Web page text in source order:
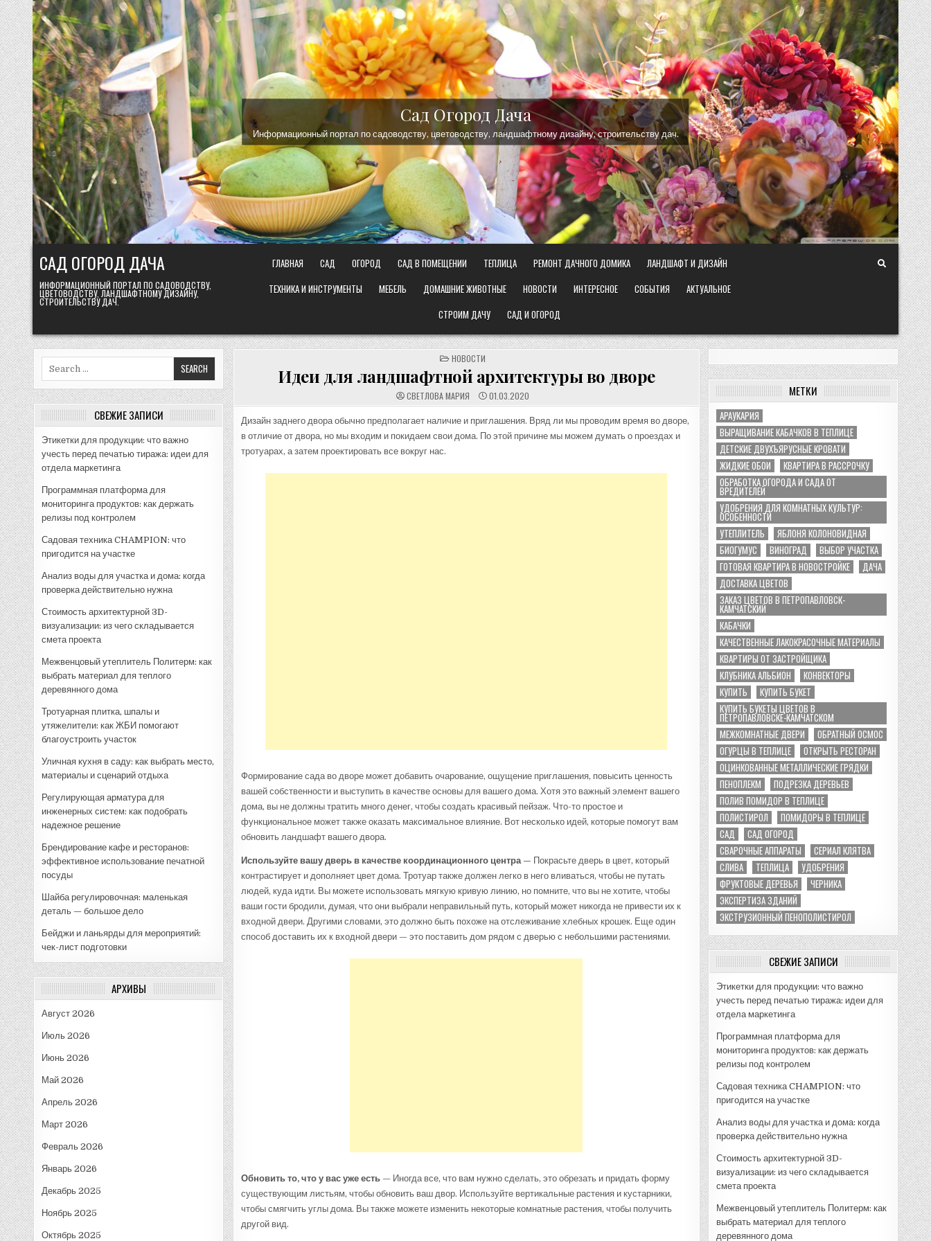
Skip
to
content
Сад Огород Дача
Информационный портал по садоводству, цветоводству, ландшафтному дизайну, строительству дач.
САД ОГОРОД ДАЧА
ИНФОРМАЦИОННЫЙ ПОРТАЛ ПО САДОВОДСТВУ,
ЦВЕТОВОДСТВУ, ЛАНДШАФТНОМУ ДИЗАЙНУ,
СТРОИТЕЛЬСТВУ ДАЧ.
ГЛАВНАЯ САД ОГОРОД САД В ПОМЕЩЕНИИ ТЕПЛИЦА РЕМОНТ ДАЧНОГО ДОМИКА
ЛАНДШАФТ И ДИЗАЙН
ТЕХНИКА И ИНСТРУМЕНТЫ
МЕБЕЛЬ ДОМАШНИЕ ЖИВОТНЫЕ НОВОСТИ ИНТЕРЕСНОЕ СОБЫТИЯ
АКТУАЛЬНОЕ
СТРОИМ ДАЧУ
САД И ОГОРОД
СВЕЖИЕ ЗАПИСИ
Этикетки для продукции: что важно
учесть перед печатью тиража: идеи для
отдела маркетинга
Программная платформа для
мониторинга продуктов: как держать
релизы под контролем
Садовая техника CHAMPION: что
пригодится на участке
Анализ воды для участка и дома: когда
проверка действительно нужна
Стоимость архитектурной 3D-
визуализации: из чего складывается
смета проекта
Межвенцовый утеплитель Политерм: как
выбрать материал для теплого
деревянного дома
Тротуарная плитка, шпалы и
утяжелители: как ЖБИ помогают
благоустроить участок
Уличная кухня в саду: как выбрать место,
материалы и сценарий отдыха
Регулирующая арматура для
инженерных систем: как подобрать
надежное решение
Брендирование кафе и ресторанов:
эффективное использование печатной
посуды
Шайба регулировочная: маленькая
деталь — большое дело
Бейджи и ланьярды для мероприятий:
чек-лист подготовки
АРХИВЫ
Август 2026
Июль 2026
Июнь 2026
Май 2026
Апрель 2026
Март 2026
Февраль 2026
Январь 2026
Декабрь 2025
Ноябрь 2025
Октябрь 2025
POSTED
IN
НОВОСТИ
Идеи для ландшафтной архитектуры во дворе
СВЕТЛОВА МАРИЯ 01.03.2020
Дизайн заднего двора обычно предполагает наличие и приглашения. Вряд ли мы проводим время во дворе,
в отличие от двора, но мы входим и покидаем свои дома. По этой причине мы можем думать о проездах и
тротуарах, а затем проектировать все вокруг нас.
Формирование сада во дворе может добавить очарование, ощущение приглашения, повысить ценность
вашей собственности и выступить в качестве основы для вашего дома. Хотя это важный элемент вашего
дома, вы не должны тратить много денег, чтобы создать красивый пейзаж. Что-то простое и
функциональное может также оказать максимальное влияние. Вот несколько идей, которые помогут вам
обновить ландшафт вашего двора.
Используйте вашу дверь в качестве координационного центра — Покрасьте дверь в цвет, который
контрастирует и дополняет цвет дома. Тротуар также должен легко в него вливаться, чтобы не путать
людей, куда идти. Вы можете использовать мягкую кривую линию, но помните, что вы не хотите, чтобы
ваши гости бродили, думая, что они выбрали неправильный путь, который может никогда не привести их к
входной двери. Другими словами, это должно быть похоже на отслеживание хлебных крошек. Еще один
способ доставить их к входной двери — это поставить дом рядом с дверью с небольшими растениями.
Обновить то, что у вас уже есть— Иногда все, что вам нужно сделать, это обрезать и придать форму
существующим листьям, чтобы обновить ваш двор. Используйте вертикальные растения и кустарники,
чтобы смягчить углы дома. Вы также можете изменить некоторые комнатные растения, чтобы получить
другой вид.
МЕТКИ
АРАУКАРИЯ
ВЫРАЩИВАНИЕ КАБАЧКОВ В ТЕПЛИЦЕ
ДЕТСКИЕ ДВУХЪЯРУСНЫЕ КРОВАТИ
ЖИДКИЕ ОБОИ
КВАРТИРА В РАССРОЧКУ
ОБРАБОТКА ОГОРОДА И САДА ОТ
ВРЕДИТЕЛЕЙ
УДОБРЕНИЯ ДЛЯ КОМНАТНЫХ КУЛЬТУР:
ОСОБЕННОСТИ
УТЕПЛИТЕЛЬ
ЯБЛОНЯ КОЛОНОВИДНАЯ
БИОГУМУС
ВИНОГРАД
ВЫБОР УЧАСТКА
ГОТОВАЯ КВАРТИРА В НОВОСТРОЙКЕ
ДАЧА
ДОСТАВКА ЦВЕТОВ
ЗАКАЗ ЦВЕТОВ В ПЕТРОПАВЛОВСК-
КАМЧАТСКИЙ
КАБАЧКИ
КАЧЕСТВЕННЫЕ ЛАКОКРАСОЧНЫЕ МАТЕРИАЛЫ
КВАРТИРЫ ОТ ЗАСТРОЙЩИКА
КЛУБНИКА АЛЬБИОН
КОНВЕКТОРЫ
КУПИТЬ
КУПИТЬ БУКЕТ
КУПИТЬ БУКЕТЫ ЦВЕТОВ В
ПЕТРОПАВЛОВСКЕ-КАМЧАТСКОМ
МЕЖКОМНАТНЫЕ ДВЕРИ
ОБРАТНЫЙ ОСМОС
ОГУРЦЫ В ТЕПЛИЦЕ
ОТКРЫТЬ РЕСТОРАН
ОЦИНКОВАННЫЕ МЕТАЛЛИЧЕСКИЕ ГРЯДКИ
ПЕНОПЛЕКМ
ПОДРЕЗКА ДЕРЕВЬЕВ
ПОЛИВ ПОМИДОР В ТЕПЛИЦЕ
ПОЛИСТИРОЛ
ПОМИДОРЫ В ТЕПЛИЦЕ
САД
САД ОГОРОД
СВАРОЧНЫЕ АППАРАТЫ
СЕРИАЛ КЛЯТВА
СЛИВА
ТЕПЛИЦА
УДОБРЕНИЯ
ФРУКТОВЫЕ ДЕРЕВЬЯ
ЧЕРНИКА
ЭКСПЕРТИЗА ЗДАНИЙ
ЭКСТРУЗИОННЫЙ ПЕНОПОЛИСТИРОЛ
СВЕЖИЕ ЗАПИСИ
Этикетки для продукции: что важно
учесть перед печатью тиража: идеи для
отдела маркетинга
Программная платформа для
мониторинга продуктов: как держать
релизы под контролем
Садовая техника CHAMPION: что
пригодится на участке
Анализ воды для участка и дома: когда
проверка действительно нужна
Стоимость архитектурной 3D-
визуализации: из чего складывается
смета проекта
Межвенцовый утеплитель Политерм: как
выбрать материал для теплого
деревянного дома